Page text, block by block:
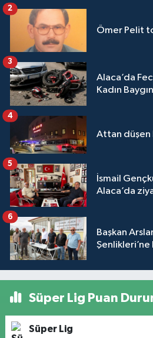
Ömer Pelit
2
Alaca’da
Kadın
3
Attan düşen
4
İsmail
Alaca’da
5
Başkan
Şenlikleri’ne
6
Süper Lig Puan
Süper Lig